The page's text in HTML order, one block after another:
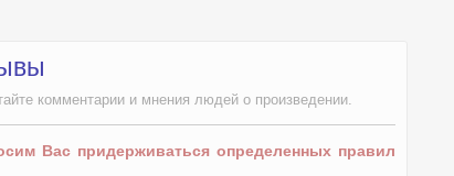
комментарии и мнения людей о произведении.
Вас придерживаться определенных правил